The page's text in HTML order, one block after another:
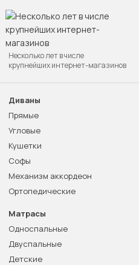
Несколько лет в числе
крупнейших интернет-магазинов
Диваны
Прямые
Угловые
Кушетки
Софы
Механизм аккордеон
Ортопедические
Матрасы
Односпальные
Двуспальные
Детские